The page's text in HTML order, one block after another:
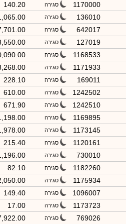
1170000 סגירה 140.20
136010 סגירה
642017 סגירה
127019 סגירה
1168533 סגירה
1171933 סגירה
169011 סגירה 228.10
1242502 סגירה 610.00
1242510 סגירה 671.90
1169895 סגירה
1173145 סגירה
1120161 סגירה 215.40
730010 סגירה
1182260 סגירה 82.10
1175934 סגירה
1096007 סגירה 149.40
1173723 סגירה 17.00
769026 סגירה